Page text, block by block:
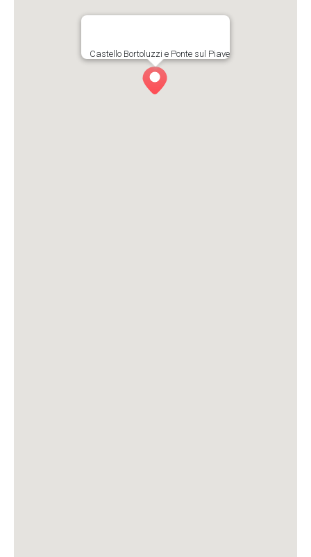
Castello Bortoluzzi e Ponte sul Piave